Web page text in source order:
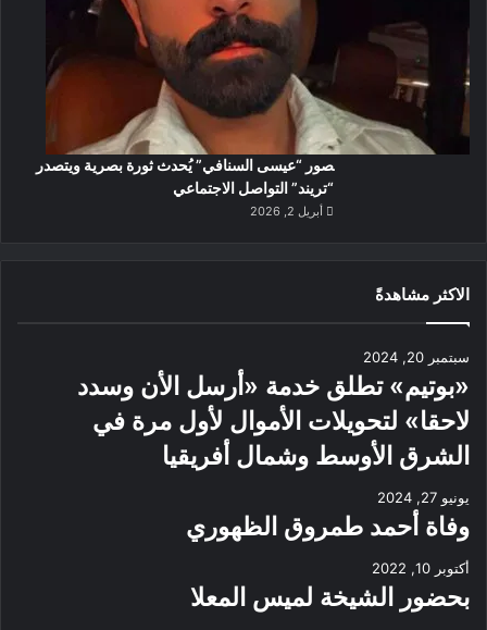
صور “عيسى السنافي” يُحدث ثورة بصرية ويتصدر
“تريند” التواصل الاجتماعي
أبريل 2, 2026
الاكثر مشاهدةً
سبتمبر 20, 2024
«بوتيم» تطلق خدمة «أرسل الأن وسدد
لاحقا» لتحويلات الأموال لأول مرة في
الشرق الأوسط وشمال أفريقيا
يونيو 27, 2024
وفاة أحمد طمروق الظهوري
أكتوبر 10, 2022
بحضور الشيخة لميس المعلا